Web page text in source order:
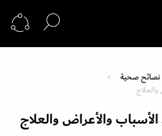
نصائح صحية
الأسباب والأعراض والعلاج